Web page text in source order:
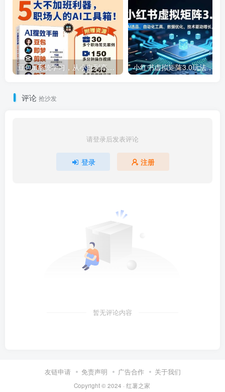
豆包ai系统学习，从小白到高手系列
评论 抢沙发
请登录后发表评论
登录 注册
暂无评论内容
友链申请 免责声明 广告合作 关于我们
Copyright © 2024 · 红薯之家